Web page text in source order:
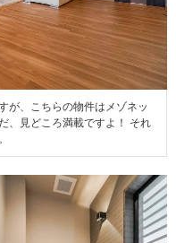
が、こちらの物件はメゾネッ
、見どころ満載ですよ！ それ